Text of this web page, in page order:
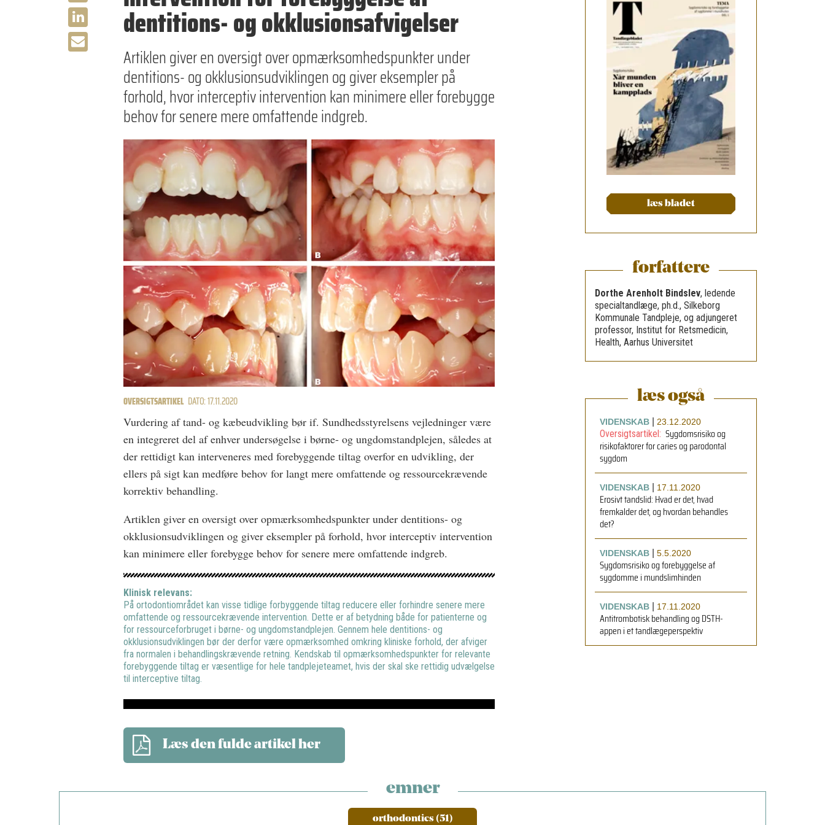
dentitions- og okklusionsafvigelser
Artiklen giver en oversigt over opmærksomhedspunkter under
dentitions- og okklusionsudviklingen og giver eksempler på
forhold, hvor interceptiv intervention kan minimere eller forebygge
behov for senere mere omfattende indgreb.
OVERSIGTSARTIKEL DATO: 17.11.2020
Vurdering af tand- og kæbeudvikling bør if. Sundhedsstyrelsens vejledninger være
en integreret del af enhver undersøgelse i børne- og ungdomstandplejen, således at
der rettidigt kan interveneres med forebyggende tiltag overfor en udvikling, der
ellers på sigt kan medføre behov for langt mere omfattende og ressourcekrævende
korrektiv behandling.
Artiklen giver en oversigt over opmærksomhedspunkter under dentitions- og
okklusionsudviklingen og giver eksempler på forhold, hvor interceptiv intervention
kan minimere eller forebygge behov for senere mere omfattende indgreb.
Klinisk relevans:
På ortodontiområdet kan visse tidlige forbyggende tiltag reducere eller forhindre senere mere
omfattende og ressourcekrævende intervention. Dette er af betydning både for patienterne og
for ressourceforbruget i børne- og ungdomstandplejen. Gennem hele dentitions- og
okklusionsudviklingen bør der derfor være opmærksomhed omkring kliniske forhold, der afviger
fra normalen i behandlingskrævende retning. Kendskab til opmærksomhedspunkter for relevante
forebyggende tiltag er væsentlige for hele tandplejeteamet, hvis der skal ske rettidig udvælgelse
til interceptive tiltag.
Læs den fulde artikel her
læs bladet
forfattere
Dorthe Arenholt Bindslev, ledende
specialtandlæge, ph.d., Silkeborg
Kommunale Tandpleje, og adjungeret
professor, Institut for Retsmedicin,
Health, Aarhus Universitet
læs også
VIDENSKAB| 23.12.2020
Oversigtsartikel: Sygdomsrisiko og
risikofaktorer for caries og parodontal
sygdom
VIDENSKAB| 17.11.2020
Erosivt tandslid: Hvad er det, hvad
fremkalder det, og hvordan behandles
det?
VIDENSKAB| 5.5.2020
Sygdomsrisiko og forebyggelse af
sygdomme i mundslimhinden
VIDENSKAB| 17.11.2020
Antitrombotisk behandling og DSTH-
appen i et tandlægeperspektiv
emner
orthodontics (51)